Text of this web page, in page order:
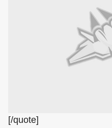
[/quote]